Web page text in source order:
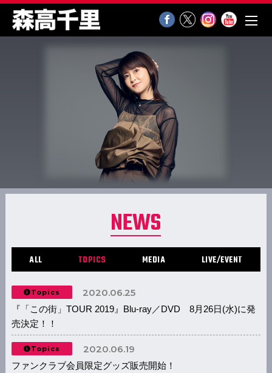
NEWS
ALL TOPICS MEDIA LIVE/EVENT
Topics 2020.06.25
『「この街」TOUR 2019』Blu-ray／DVD 8月26日(水)に発
売決定！！
Topics 2020.06.19
ファンクラブ会員限定グッズ販売開始！